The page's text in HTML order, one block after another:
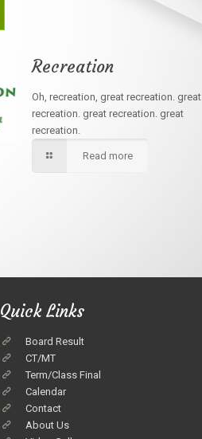
Recreation
Oh, recreation, great recreation. great
recreation. great recreation. great
recreation.
Read more
Quick Links
Board Result
CT/MT
Term/Class Final
Calendar
Contact
About Us